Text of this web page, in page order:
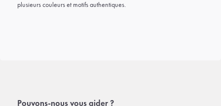
plusieurs couleurs et motifs authentiques.
Pouvons-nous vous aider ?